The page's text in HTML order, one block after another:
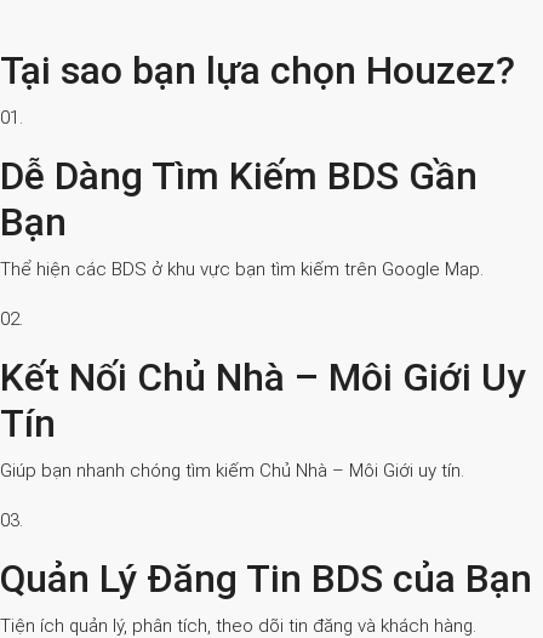
Tại sao bạn lựa chọn Houzez?
01.
Dễ Dàng Tìm Kiếm BDS Gần
Bạn
Thể hiện các BDS ở khu vực bạn tìm kiếm trên Google Map.
02.
Kết Nối Chủ Nhà – Môi Giới Uy
Tín
Giúp bạn nhanh chóng tìm kiếm Chủ Nhà – Môi Giới uy tín.
03.
Quản Lý Đăng Tin BDS của Bạn
Tiện ích quản lý, phân tích, theo dõi tin đăng và khách hàng.